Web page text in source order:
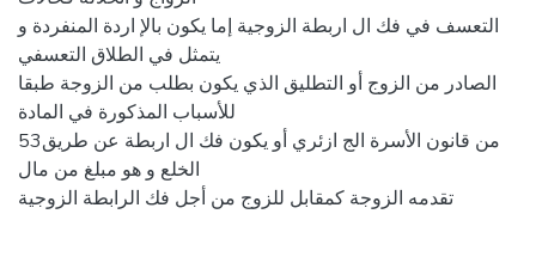
التعسف في فك ال اربطة الزوجية إما يكون بالإ اردة المنفردة و
يتمثل في الطلاق التعسفي
الصادر من الزوج أو التطليق الذي يكون بطلب من الزوجة طبقا
للأسباب المذكورة في المادة
53من قانون الأسرة الج ازئري أو يكون فك ال اربطة عن طريق
الخلع و هو مبلغ من مال
تقدمه الزوجة كمقابل للزوج من أجل فك الرابطة الزوجية